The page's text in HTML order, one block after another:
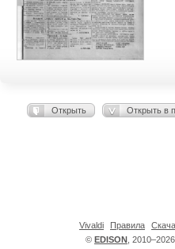
Открыть Открыть в
© EDISON ,
Vivaldi Правила